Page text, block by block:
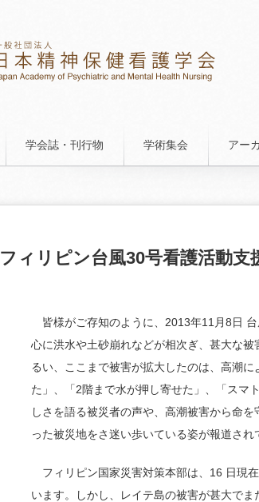
学会誌・刊行物 学術集会 アー
フィリピン台風30号看護活動支
皆様がご存知のように、2013年11月8日
心に洪水や土砂崩れなどが相次ぎ、甚大な
るい、ここまで被害が拡大したのは、高潮
た」、「2階まで水が押し寄せた」、「スマ
しさを語る被災者の声や、高潮被害から命
った被災地をさ迷い歩いている姿が報道され
フィリピン国家災害対策本部は、16 日現
います。しかし、レイテ島の被害が甚大で